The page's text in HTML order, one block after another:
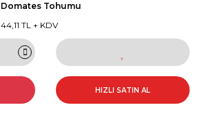
Domates Tohumu
44,11 TL + KDV
HIZLI SATIN AL